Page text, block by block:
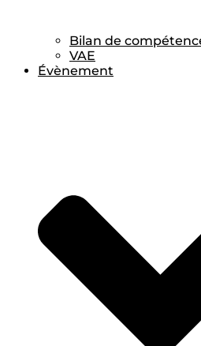
Bilan de
VAE
Évènement